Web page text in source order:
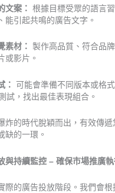
文案： 根據目標受眾的語言
能引起共鳴的廣告文字。
素材： 製作高品質、符合品
或影片。
： 可能會準備不同版本或格
試，找出最佳表現組合。
炸的時代脫穎而出，有效傳遞
缺的一環。
與持續監控 – 確保市場推廣
際的廣告投放階段。我們會根